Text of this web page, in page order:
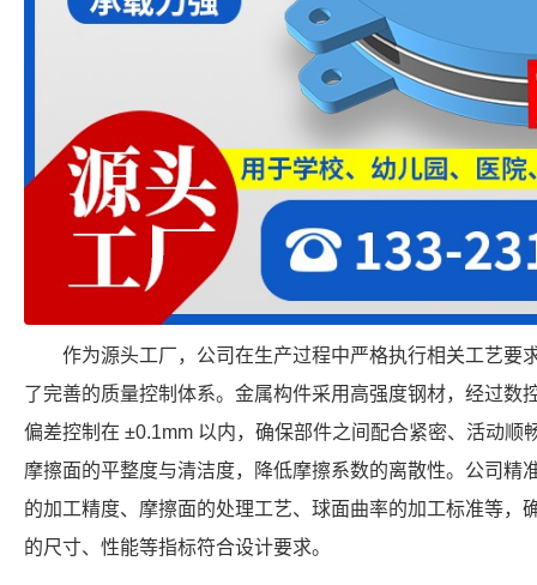
作为源头工厂，公司在生产过程中严格执行相关工艺要
了完善的质量控制体系。金属构件采用高强度钢材，经过数
偏差控制在 ±0.1mm 以内，确保部件之间配合紧密、活动顺
摩擦面的平整度与清洁度，降低摩擦系数的离散性。公司精
的加工精度、摩擦面的处理工艺、球面曲率的加工标准等，
的尺寸、性能等指标符合设计要求。